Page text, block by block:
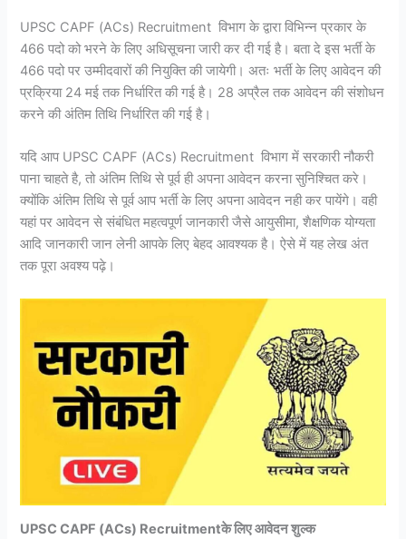
UPSC CAPF (ACs) Recruitment विभाग के द्वारा विभिन्न प्रकार के
466 पदो को भरने के लिए अधिसूचना जारी कर दी गई है। बता दे इस भर्ती के
466 पदो पर उम्मीदवारों की नियुक्ति की जायेगी। अतः भर्ती के लिए आवेदन की
प्रक्रिया 24 मई तक निर्धारित की गई है। 28 अप्रैल तक आवेदन की संशोधन
करने की अंतिम तिथि निर्धारित की गई है।
यदि आप UPSC CAPF (ACs) Recruitment विभाग में सरकारी नौकरी
पाना चाहते है, तो अंतिम तिथि से पूर्व ही अपना आवेदन करना सुनिश्चित करे।
क्योंकि अंतिम तिथि से पूर्व आप भर्ती के लिए अपना आवेदन नही कर पायेंगे। वही
यहां पर आवेदन से संबंधित महत्वपूर्ण जानकारी जैसे आयुसीमा, शैक्षणिक योग्यता
आदि जानकारी जान लेनी आपके लिए बेहद आवश्यक है। ऐसे में यह लेख अंत
तक पूरा अवश्य पढ़े।
UPSC CAPF (ACs) Recruitmentके लिए आवेदन शुल्क